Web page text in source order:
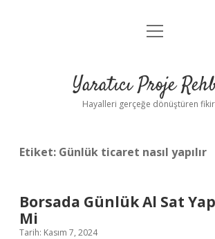
Anasayfa
Yasal Uyarı
menüyü
Yaratıcı Proje
Hayalleri gerçeğe dönüştüren
Etiket: Günlük ticaret nasıl yapılır
Borsada Günlük Al Sat
Mi
Tarih: Kasım 7, 2024